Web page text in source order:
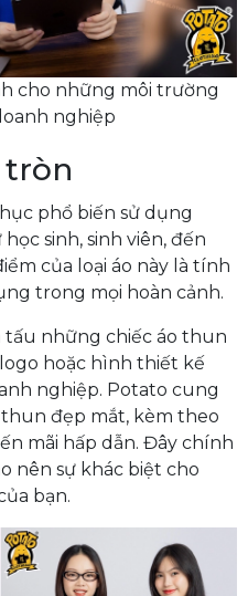
cho những môi trường
nghiệp
tròn
phổ biến sử dụng
sinh, sinh viên, đến
của loại áo này là tính
trong mọi hoàn cảnh.
tấu những chiếc áo thun
hoặc hình thiết kế
nghiệp. Potato cung
đẹp mắt, kèm theo
mãi hấp dẫn. Đây chính
nên sự khác biệt cho
bạn.